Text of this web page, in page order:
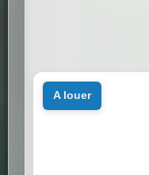
a louer